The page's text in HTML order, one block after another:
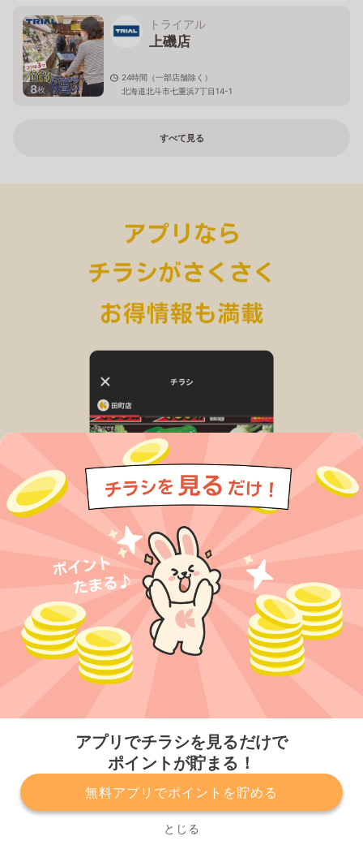
アプリでチラシを見るだけで
ポイントが貯まる！
無料アプリでポイントを貯める
とじる
8枚
トライアル
上磯店
24時間（一部店舗除く）
北海道北斗市七重浜7丁目14-1
すべて見る
プライバシーポリシー 利用規約
運営会社
サービスに関してのお問い合わせ